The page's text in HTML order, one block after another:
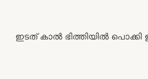
ഇടത് കാൽ ഭിത്തിയിൽ പൊക്കി